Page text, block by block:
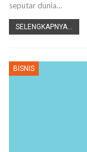
seputar dunia…
SELENGKAPNYA...
BISNIS